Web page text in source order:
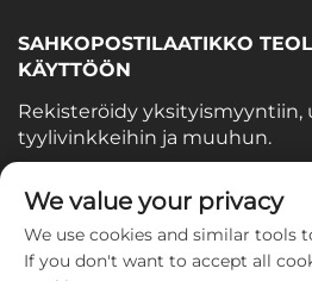
SAHKOPOSTILAATIKKO
KÄYTTÖÖN
Rekisteröidy yksityismyyntiin,
tyylivinkkeihin ja muuhun.
Sähköpostiosoitteesi
Subscribe
We value your privacy
We use cookies and similar tools
If you don't want to accept all